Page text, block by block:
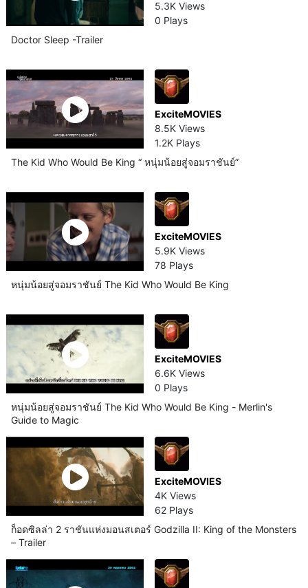
5.3K Views
0 Plays
Doctor Sleep -Trailer
ExciteMOVIES
8.5K Views
1.2K Plays
The Kid Who Would Be King “ หนุ่มน้อยสู่จอมราชันย์”
ExciteMOVIES
5.9K Views
78 Plays
หนุ่มน้อยสู่จอมราชันย์ The Kid Who Would Be King
ExciteMOVIES
6.6K Views
0 Plays
หนุ่มน้อยสู่จอมราชันย์ The Kid Who Would Be King - Merlin's
Guide to Magic
ExciteMOVIES
4K Views
62 Plays
ก็อดซิลล่า 2 ราชันแห่งมอนสเตอร์ Godzilla II: King of the Monsters
– Trailer